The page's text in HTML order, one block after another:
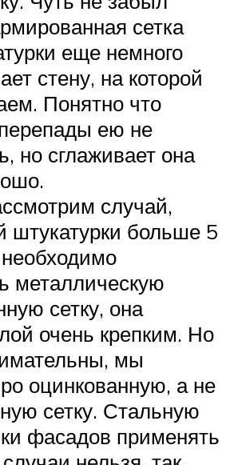
сетка
еще немного
стену, на которой
Понятно что
ею не
но сглаживает она
случай,
штукатурки больше 5
металлическую
сетку, она
очень крепким. Но
мы
оцинкованную, а не
сетку. Стальную
фасадов применять